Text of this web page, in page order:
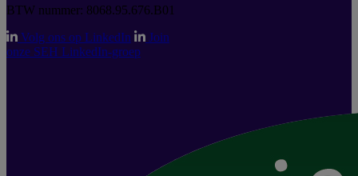
BTW nummer: 8068.95.676.B01
Volg ons op LinkedIn
Join
onze SEH LinkedIn-groep